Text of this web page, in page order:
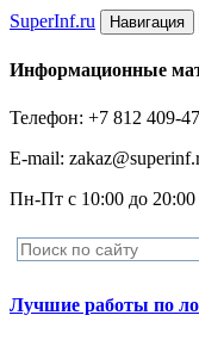
SuperInf.ru Навигация
Информационные
Телефон: +7 812 409-
E-mail:
Пн-Пт с 10:00 до 20:00
Лучшие работы по